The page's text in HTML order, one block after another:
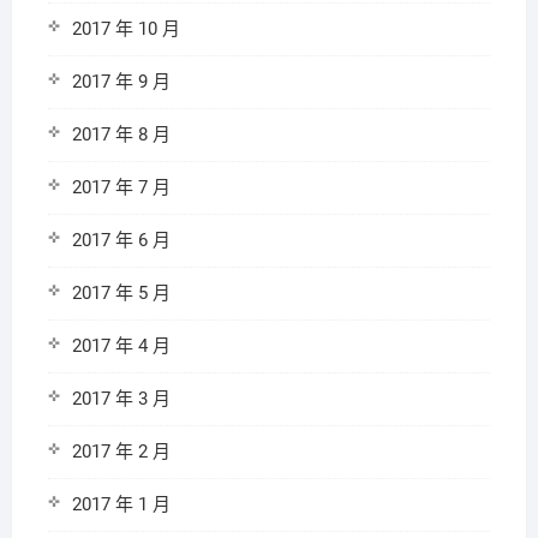
2017 年 10 月
2017 年 9 月
2017 年 8 月
2017 年 7 月
2017 年 6 月
2017 年 5 月
2017 年 4 月
2017 年 3 月
2017 年 2 月
2017 年 1 月